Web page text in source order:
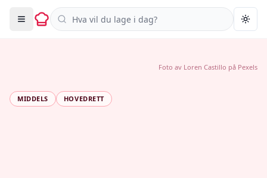
Søk i oppskrifter
MIDDELS HOVEDRETT
Foto av Loren Castillo på Pexels